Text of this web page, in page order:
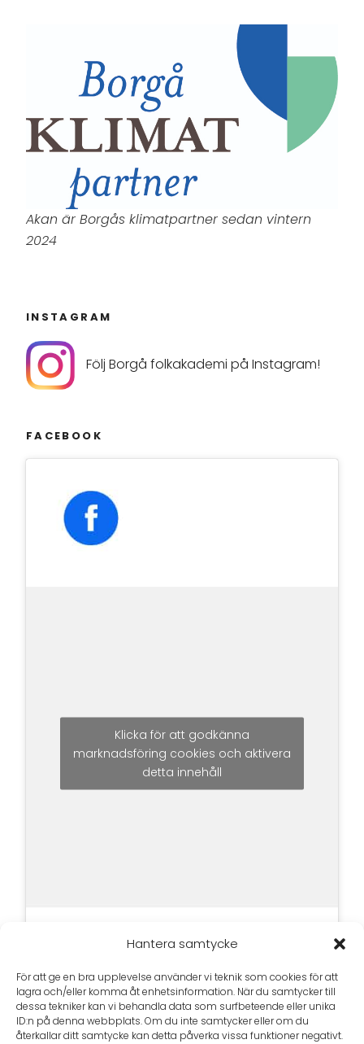
Hantera samtycke
För att ge en bra upplevelse använder vi teknik som cookies för att
lagra och/eller komma åt enhetsinformation. När du samtycker till
dessa tekniker kan vi behandla data som surfbeteende eller unika
ID:n på denna webbplats. Om du inte samtycker eller om du
återkallar ditt samtycke kan detta påverka vissa funktioner negativt.
Akan är Borgås klimatpartner sedan vintern
2024
INSTAGRAM
Följ Borgå folkakademi på Instagram!
FACEBOOK
Klicka för att godkänna
marknadsföring cookies och aktivera
detta innehåll